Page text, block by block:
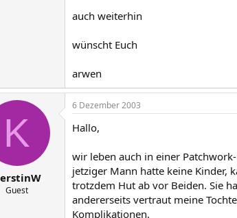
auch weiterhin
wünscht Euch
arwen
K
Guest
6 Dezember 2003
Hallo,
wir leben auch in einer
jetziger Mann hatte keine Kinder,
trotzdem Hut ab vor Beiden. Sie
andererseits vertraut meine
Komplikationen.